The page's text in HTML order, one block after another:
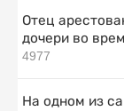
Отец
дочери во
4977
На одном из